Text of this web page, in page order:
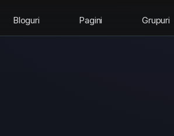
Bloguri Pagini Grupuri